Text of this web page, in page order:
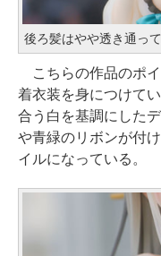
後ろ髪はやや透き通っ
こちらの作品のポ
着衣装を身につけて
合う白を基調にした
や青緑のリボンが付
イルになっている。